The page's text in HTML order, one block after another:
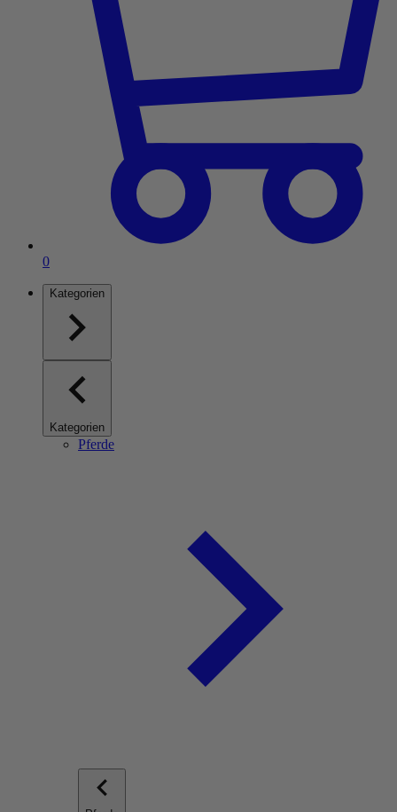
0Artikel im Einkaufswagen
Kategorien
Kategorien
Pferde